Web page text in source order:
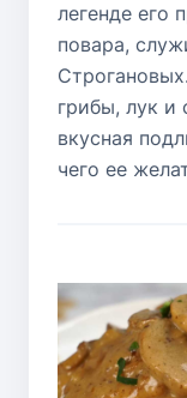
легенде его
повара,
грибы, лук и
вкусная
чего ее